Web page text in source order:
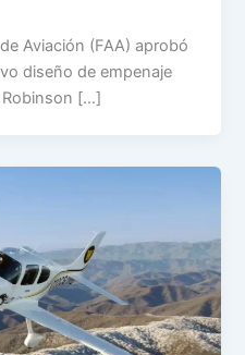
Aviación (FAA) aprobó
diseño de empenaje
Robinson […]